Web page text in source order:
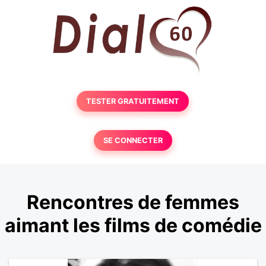
TESTER GRATUITEMENT
SE CONNECTER
Rencontres de femmes
aimant les films de comédie